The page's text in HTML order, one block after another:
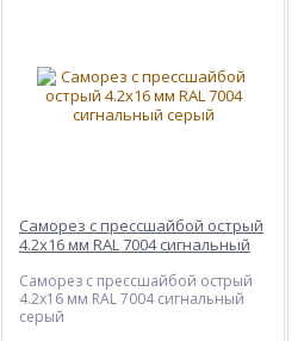
Саморез с прессшайбой острый
4.2x16 мм RAL 7004 сигнальный
Саморез с прессшайбой острый
4.2x16 мм RAL 7004 сигнальный
серый